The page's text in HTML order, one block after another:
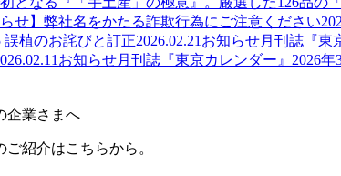
らせ】弊社名をかたる詐欺行為にご注意ください
誤植のお詫びと訂正2026.02.21 お知らせ月刊誌『東
お知らせ月刊誌『東京カレンダー』2026
企業さまへ
紹介はこちらから。